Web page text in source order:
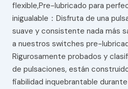
flexible,Pre-lubricado para
inigualable：Disfruta de una
suave y consistente nada más
a nuestros switches pre-
Rigurosamente probados y
de pulsaciones, están
fiabilidad inquebrantable